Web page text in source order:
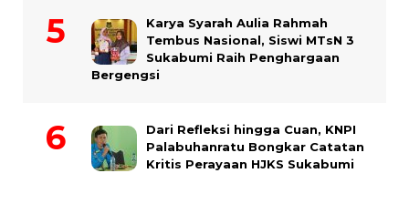
Karya Syarah Aulia Rahmah
Tembus Nasional, Siswi MTsN 3
Sukabumi Raih Penghargaan
Bergengsi
Dari Refleksi hingga Cuan, KNPI
Palabuhanratu Bongkar Catatan
Kritis Perayaan HJKS Sukabumi